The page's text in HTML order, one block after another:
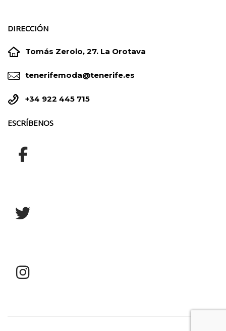
DIRECCIÓN

 Tomás Zerolo, 27. La Orotava

 tenerifemoda@tenerife.es

 +34 922 445 715
ESCRÍBENOS